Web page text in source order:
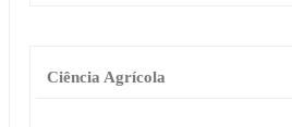
Ciência Agrícola